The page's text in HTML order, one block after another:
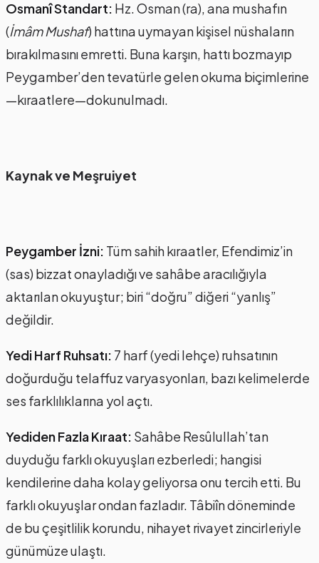
Osmanî Standart: Hz. Osman (ra), ana mushafın
(İmâm Mushaf) hattına uymayan kişisel nüshaların
bırakılmasını emretti. Buna karşın, hattı bozmayıp
Peygamber’den tevatürle gelen okuma biçimlerine
—kıraatlere—dokunulmadı.
Kaynak ve Meşruiyet
Peygamber İzni: Tüm sahih kıraatler, Efendimiz’in
(sas) bizzat onayladığı ve sahâbe aracılığıyla
aktarılan okuyuştur; biri “doğru” diğeri “yanlış”
değildir.
Yedi Harf Ruhsatı: 7 harf (yedi lehçe) ruhsatının
doğurduğu telaffuz varyasyonları, bazı kelimelerde
ses farklılıklarına yol açtı.
Yediden Fazla Kıraat: Sahâbe Resûlullah’tan
duyduğu farklı okuyuşları ezberledi; hangisi
kendilerine daha kolay geliyorsa onu tercih etti. Bu
farklı okuyuşlar ondan fazladır. Tâbiîn döneminde
de bu çeşitlilik korundu, nihayet rivayet zincirleriyle
günümüze ulaştı.